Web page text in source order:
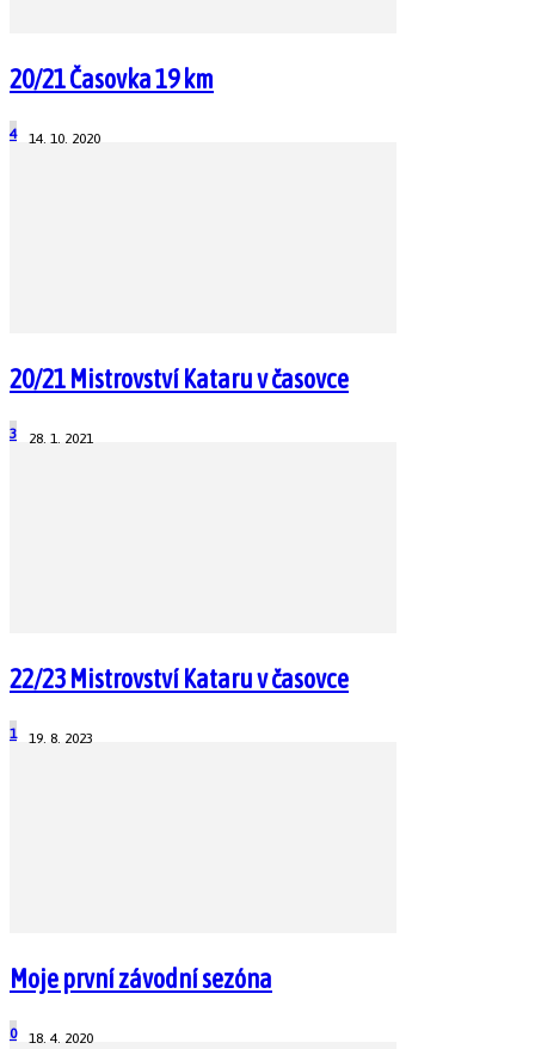
20/21 Časovka 19 km
14. 10. 2020
4
20/21 Mistrovství Kataru v časovce
28. 1. 2021
3
22/23 Mistrovství Kataru v časovce
19. 8. 2023
1
Moje první závodní sezóna
18. 4. 2020
0